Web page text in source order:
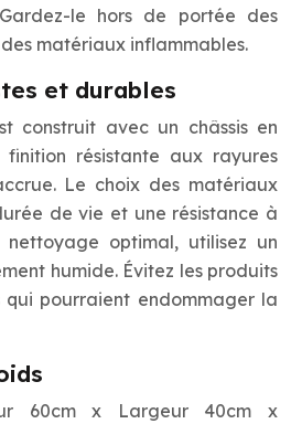
le hors de portée des
matériaux inflammables.
et durables
construit avec un châssis en
résistante aux rayures
Le choix des matériaux
de vie et une résistance à
nettoyage optimal, utilisez un
humide. Évitez les produits
qui pourraient endommager la
60cm x Largeur 40cm x